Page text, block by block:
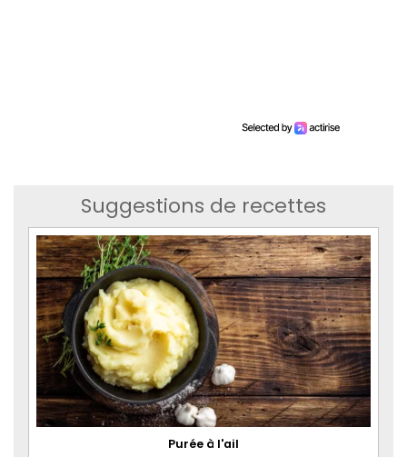
Suggestions de recettes
Purée à l'ail